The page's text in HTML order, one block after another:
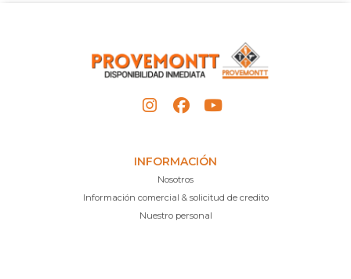
INFORMACIÓN
Nosotros
Información comercial & solicitud de credito
Nuestro personal